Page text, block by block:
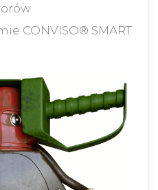
CONVISO® SMART